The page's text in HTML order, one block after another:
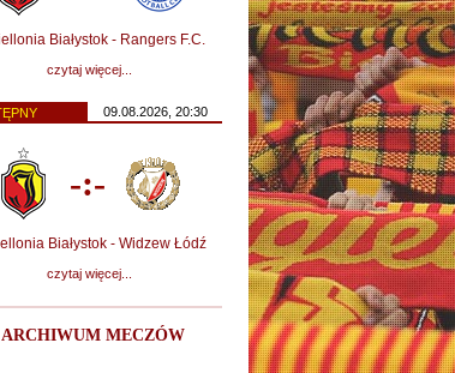
Białystok - Rangers F.C.
czytaj więcej...
09.08.2026, 20:30
-:-
Białystok - Widzew Łódź
czytaj więcej...
ARCHIWUM MECZÓW